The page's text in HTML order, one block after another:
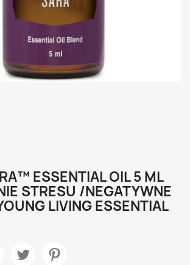
ESSENTIAL OIL 5 ML
STRESU /NEGATYWNE
LIVING ESSENTIAL